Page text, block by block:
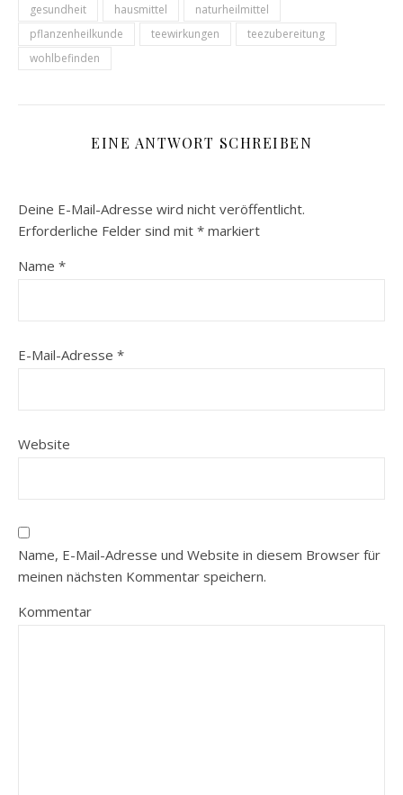
gesundheit
hausmittel
naturheilmittel
pflanzenheilkunde
teewirkungen
teezubereitung
wohlbefinden
EINE ANTWORT SCHREIBEN
Deine E-Mail-Adresse wird nicht veröffentlicht.
Erforderliche Felder sind mit * markiert
Name *
E-Mail-Adresse *
Website
Name, E-Mail-Adresse und Website in diesem Browser für
meinen nächsten Kommentar speichern.
Kommentar